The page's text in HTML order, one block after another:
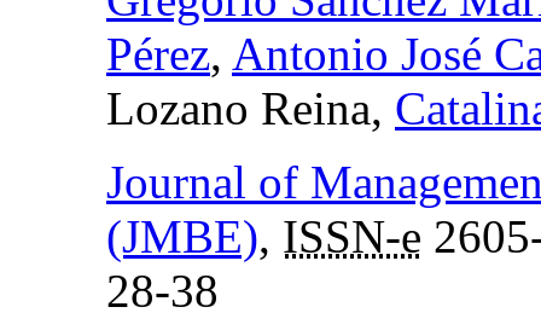
Pérez, Antonio José
Lozano Reina,
Journal of
(JMBE), ISSN-e
28-38